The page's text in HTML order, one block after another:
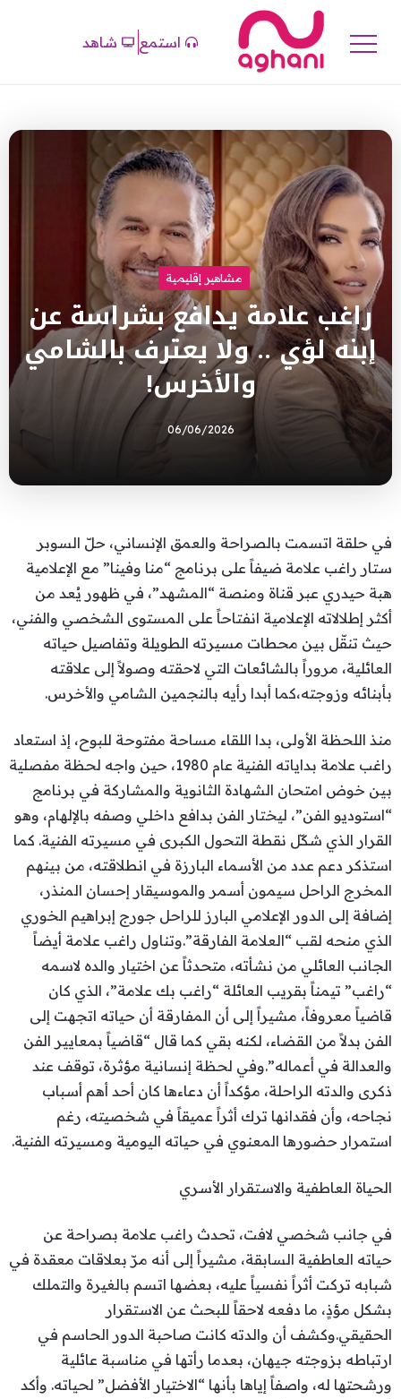
استمع شاهد
مشاهير إقليمية
راغب علامة يدافع بشراسة عن
إبنه لؤي .. ولا يعترف بالشامي
والأخرس!
06/06/2026
في حلقة اتسمت بالصراحة والعمق الإنساني، حلّ السوبر
ستار راغب علامة ضيفاً على برنامج “منا وفينا” مع الإعلامية
هبة حيدري عبر قناة ومنصة “المشهد”، في ظهور يُعد من
أكثر إطلالاته الإعلامية انفتاحاً على المستوى الشخصي والفني،
حيث تنقّل بين محطات مسيرته الطويلة وتفاصيل حياته
العائلية، مروراً بالشائعات التي لاحقته وصولاً إلى علاقته
بأبنائه وزوجته،كما أبدا رأيه بالنجمين الشامي والأخرس.
منذ اللحظة الأولى، بدا اللقاء مساحة مفتوحة للبوح، إذ استعاد
راغب علامة بداياته الفنية عام 1980، حين واجه لحظة مفصلية
بين خوض امتحان الشهادة الثانوية والمشاركة في برنامج
“استوديو الفن”، ليختار الفن بدافع داخلي وصفه بالإلهام، وهو
القرار الذي شكّل نقطة التحول الكبرى في مسيرته الفنية. كما
استذكر دعم عدد من الأسماء البارزة في انطلاقته، من بينهم
المخرج الراحل سيمون أسمر والموسيقار إحسان المنذر،
إضافة إلى الدور الإعلامي البارز للراحل جورج إبراهيم الخوري
الذي منحه لقب “العلامة الفارقة”.وتناول راغب علامة أيضاً
الجانب العائلي من نشأته، متحدثاً عن اختيار والده لاسمه
“راغب” تيمناً بقريب العائلة “راغب بك علامة”، الذي كان
قاضياً معروفاً، مشيراً إلى أن المفارقة أن حياته اتجهت إلى
الفن بدلاً من القضاء، لكنه بقي كما قال “قاضياً بمعايير الفن
والعدالة في أعماله”.وفي لحظة إنسانية مؤثرة، توقف عند
ذكرى والدته الراحلة، مؤكداً أن دعاءها كان أحد أهم أسباب
نجاحه، وأن فقدانها ترك أثراً عميقاً في شخصيته، رغم
استمرار حضورها المعنوي في حياته اليومية ومسيرته الفنية.
الحياة العاطفية والاستقرار الأسري
في جانب شخصي لافت، تحدث راغب علامة بصراحة عن
حياته العاطفية السابقة، مشيراً إلى أنه مرّ بعلاقات معقدة في
شبابه تركت أثراً نفسياً عليه، بعضها اتسم بالغيرة والتملك
بشكل مؤذٍ، ما دفعه لاحقاً للبحث عن الاستقرار
الحقيقي.وكشف أن والدته كانت صاحبة الدور الحاسم في
ارتباطه بزوجته جيهان، بعدما رأتها في مناسبة عائلية
ورشحتها له، واصفاً إياها بأنها “الاختيار الأفضل” لحياته. وأكد